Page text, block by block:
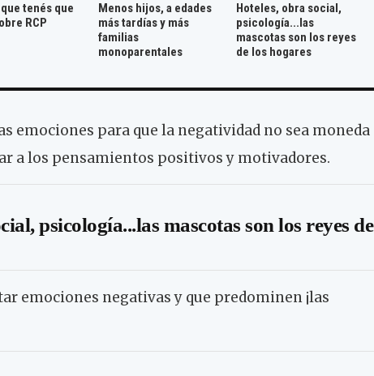
tenés que
RCP
Menos hijos, a edades
más tardías y más
familias
monoparentales
Hoteles, obra social,
psicología...las
mascotas son los reyes
de los hogares
emociones para que la negatividad no sea moneda
a los pensamientos positivos y motivadores.
psicología...las mascotas son los reyes de
emociones negativas y que predominen ¡las